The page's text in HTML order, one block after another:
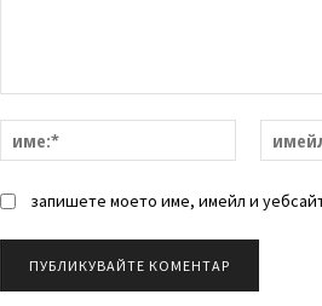
запишете моето име, имейл и